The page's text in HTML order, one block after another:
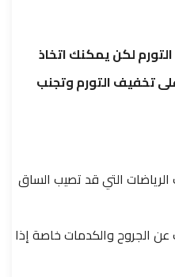
لكن يمكنك اتخاذ
تخفيف التورم وتجنب
التي قد تصيب الساق
الجروح والكدمات خاصة إذا